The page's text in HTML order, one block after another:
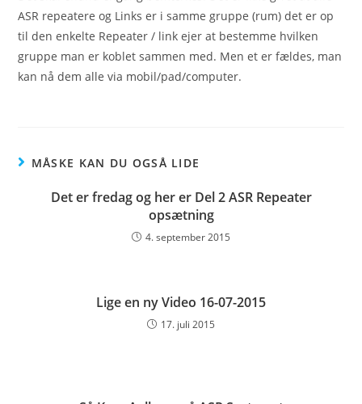
ASR repeatere og Links er i samme gruppe (rum) det er op
til den enkelte Repeater / link ejer at bestemme hvilken
gruppe man er koblet sammen med. Men et er fældes, man
kan nå dem alle via mobil/pad/computer.
MÅSKE KAN DU OGSÅ LIDE
Det er fredag og her er Del 2 ASR Repeater
opsætning
4. september 2015
Lige en ny Video 16-07-2015
17. juli 2015